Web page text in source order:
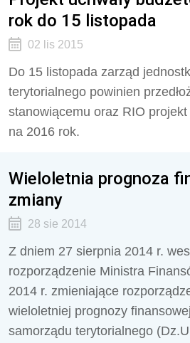
rok do 15 listopada
02 lis 2015
Do 15 listopada zarząd
terytorialnego powinien
stanowiącemu oraz RIO projekt
na 2016 rok.
Wieloletnia prognoza
zmiany
28 sie 2014
Z dniem 27 sierpnia 2014 r.
rozporządzenie Ministra
2014 r. zmieniające
wieloletniej prognozy
samorządu terytorialnego